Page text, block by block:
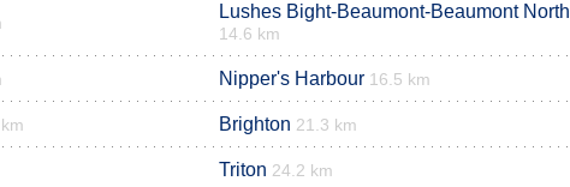
Lushes Bight-Beaumont-Beaumont North
14.6 km
Nipper's Harbour 16.5 km
Brighton 21.3 km
Triton 24.2 km